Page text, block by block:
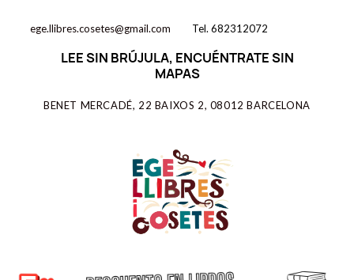
ege.llibres.cosetes@gmail.com Tel. 682312072
LEE SIN BRÚJULA, ENCUÉNTRATE SIN
MAPAS
BENET MERCADÉ, 22 BAIXOS 2, 08012 BARCELONA